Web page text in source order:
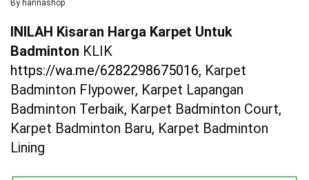
By hannashop
INILAH Kisaran Harga Karpet Untuk
Badminton KLIK
https://wa.me/6282298675016, Karpet
Badminton Flypower, Karpet Lapangan
Badminton Terbaik, Karpet Badminton Court,
Karpet Badminton Baru, Karpet Badminton
Lining